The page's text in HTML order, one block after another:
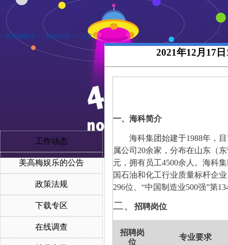
> 美高梅娱乐 >> 校园招聘 >> 正文
工作动态
美高梅娱乐的公告
政策法规
下载专区
在线调查
2021年12月17
一、海科简介
海科集团始建于1988年，
属公司 20余家， 分布在山东（
元，拥有员工4500余人。 海科
国石油和化工行业质量标杆企
296位、 “中国制造业500强”第
二、 招聘岗位
招聘岗
位
专业要求